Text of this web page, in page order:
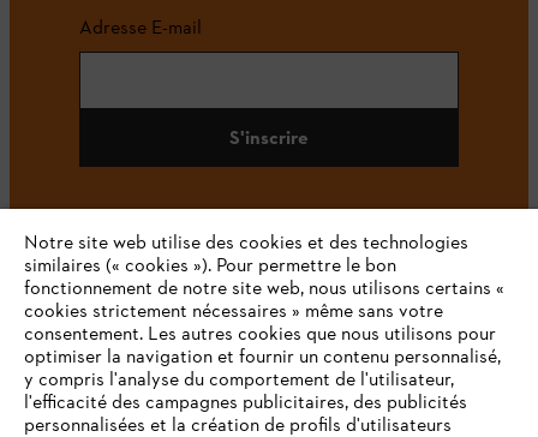
Adresse E-mail
S'inscrire
#STIHL
Notre site web utilise des cookies et des technologies
similaires (« cookies »). Pour permettre le bon
fonctionnement de notre site web, nous utilisons certains «
cookies strictement nécessaires » même sans votre
consentement. Les autres cookies que nous utilisons pour
optimiser la navigation et fournir un contenu personnalisé,
y compris l'analyse du comportement de l'utilisateur,
l'efficacité des campagnes publicitaires, des publicités
personnalisées et la création de profils d'utilisateurs